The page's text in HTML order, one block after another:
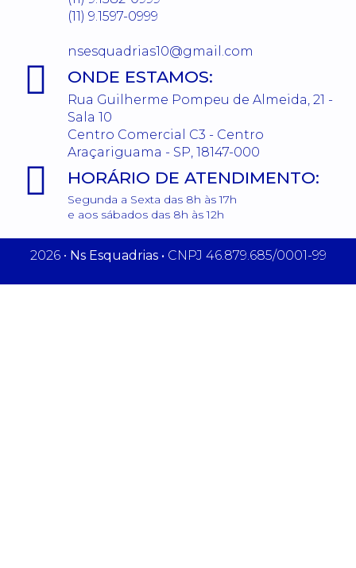
(11) 9.1597-0999
nsesquadrias10@gmail.com
ONDE ESTAMOS:
Rua Guilherme Pompeu de Almeida, 21 -
Sala 10
Centro Comercial C3 - Centro
Araçariguama - SP, 18147-000
HORÁRIO DE ATENDIMENTO:
Segunda a Sexta das 8h às 17h
e aos sábados das 8h às 12h
2026 • Ns Esquadrias •CNPJ 46.879.685/0001-99